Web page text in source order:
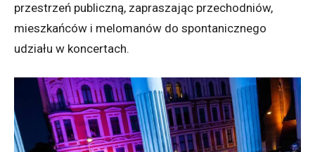
przestrzeń publiczną, zapraszając przechodniów,
mieszkańców i melomanów do spontanicznego
udziału w koncertach.